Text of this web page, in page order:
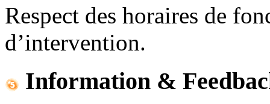
Respect des horaires de
d’intervention.
Information &